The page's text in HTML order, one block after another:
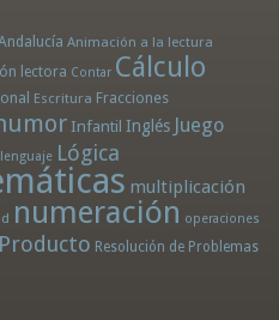
Animación a la lectura
lectora Contar Cálculo
Escritura Fracciones
Infantil Inglés Juego
lenguaje Lógica
multiplicación
numeración operaciones
Producto Resolución de Problemas